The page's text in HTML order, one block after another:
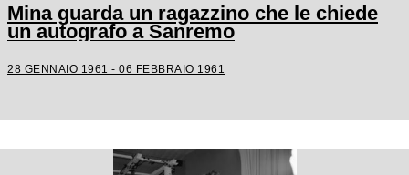
Mina guarda un ragazzino che le chiede
un autografo a Sanremo
28 GENNAIO 1961 - 06 FEBBRAIO 1961